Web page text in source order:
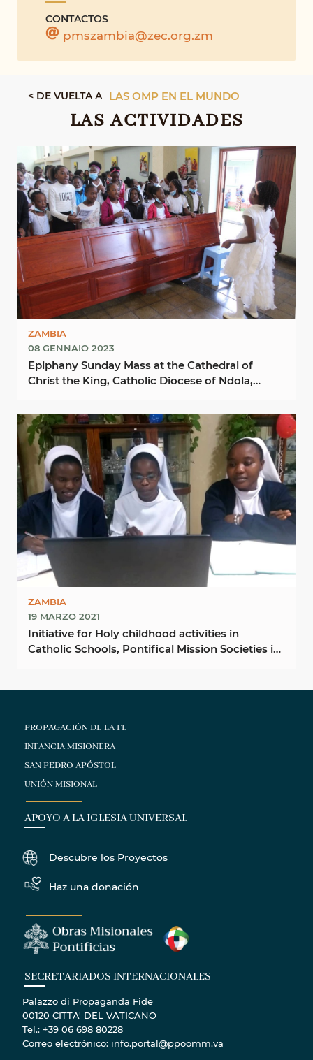
CONTACTOS
pmszambia@zec.org.zm
< DE VUELTA A LAS OMP EN EL MUNDO
LAS ACTIVIDADES
ZAMBIA
08 GENNAIO 2023
Epiphany Sunday Mass at the Cathedral of
Christ the King, Catholic Diocese of Ndola,
ZAMBIA
19 MARZO 2021
Initiative for Holy childhood activities in
Catholic Schools, Pontifical Mission Societies in
PROPAGACIÓN DE LA FE
INFANCIA MISIONERA
SAN PEDRO APÓSTOL
UNIÓN MISIONAL
APOYO A LA IGLESIA UNIVERSAL
Descubre los Proyectos
Haz una donación
SECRETARIADOS INTERNACIONALES
Palazzo di Propaganda Fide
00120 CITTA' DEL VATICANO
Tel.: +39 06 698 80228
Correo electrónico: info.portal@ppoomm.va